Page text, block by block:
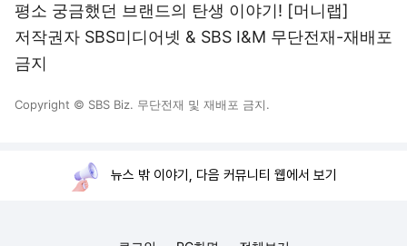
평소 궁금했던 브랜드의 탄생 이야기! [머니랩]
저작권자 SBS미디어넷 & SBS I&M 무단전재-재배포
금지
Copyright © SBS Biz. 무단전재 및 재배포 금지.
뉴스 밖 이야기, 다음 커뮤니티 웹에서 보기